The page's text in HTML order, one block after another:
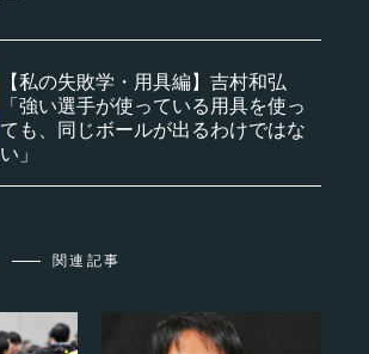
【私の失敗学・用具編】吉村和弘
「強い選手が使っている用具を使っ
ても、同じボールが出るわけではな
い」
関連記事